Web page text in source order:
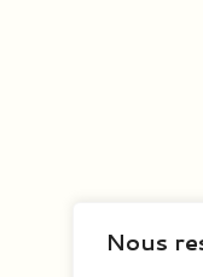
Nous